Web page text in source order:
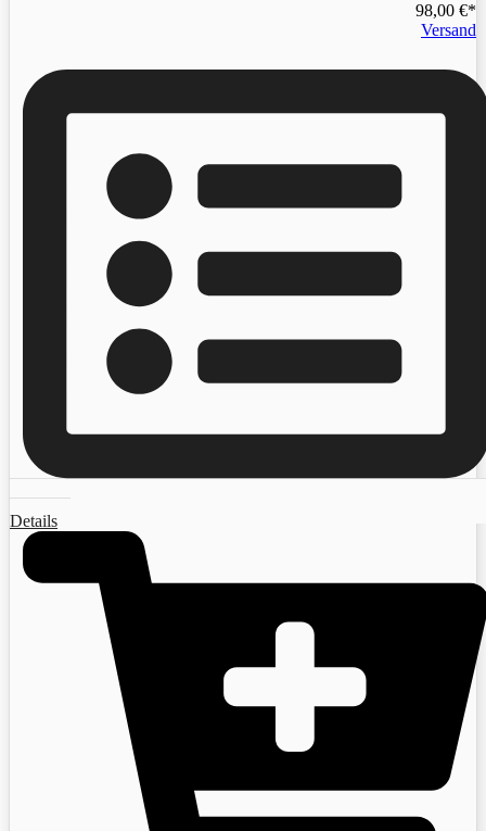
98,00 €
Versand
Details